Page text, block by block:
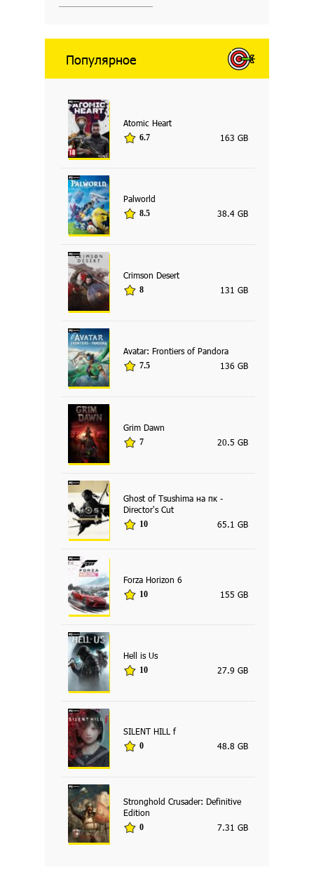
Популярное
Atomic Heart
6.7 163 GB
Palworld
8.5 38.4 GB
Crimson Desert
8 131 GB
Avatar: Frontiers of Pandora
7.5 136 GB
Grim Dawn
7 20.5 GB
Ghost of Tsushima на пк -
Director's Cut
10 65.1 GB
Forza Horizon 6
10 155 GB
Hell is Us
10 27.9 GB
SILENT HILL f
0 48.8 GB
Stronghold Crusader: Definitive
Edition
0 7.31 GB